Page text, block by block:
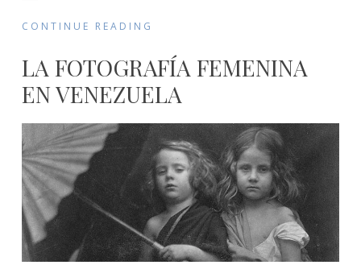
CONTINUE READING
LA FOTOGRAFÍA FEMENINA
EN VENEZUELA